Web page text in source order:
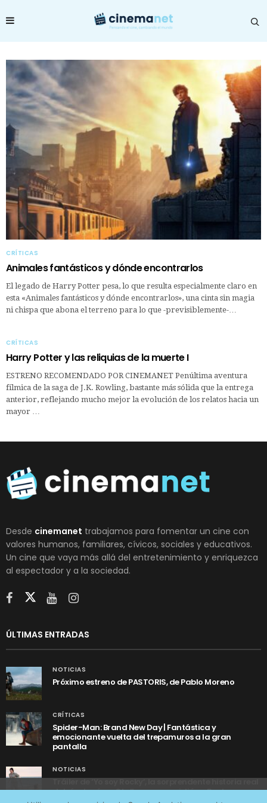
CRÍTICAS
Animales fantásticos y dónde encontrarlos
El legado de Harry Potter pesa, lo que resulta especialmente claro en
esta «Animales fantásticos y dónde encontrarlos», una cinta sin magia
ni chispa que abona el terreno para lo que -previsiblemente-…
CRÍTICAS
Harry Potter y las reliquias de la muerte I
ESTRENO RECOMENDADO POR CINEMANET Penúltima aventura
fílmica de la saga de J.K. Rowling, bastante más sólida que la entrega
anterior, reflejando mucho mejor la evolución de los relatos hacia un
mayor …
Desde cinemanet trabajamos para fomentar un cine con
valores humanos, familiares, cívicos, sociales y educativos.
Un cine que vaya más allá del entretenimiento y enriquezca
al espectador y a la sociedad.
ÚLTIMAS ENTRADAS
NOTICIAS
Próximo estreno de PASTORIS, de Pablo Moreno
CRÍTICAS
Spider-Man: Brand New Day | Fantástica y
emocionante vuelta del trepamuros a la gran
pantalla
NOTICIAS
Tráiler de ‘Yo soy Rocky’, la sorprendente historia real
detrás de cómo Stallone se convirtió en Rocky